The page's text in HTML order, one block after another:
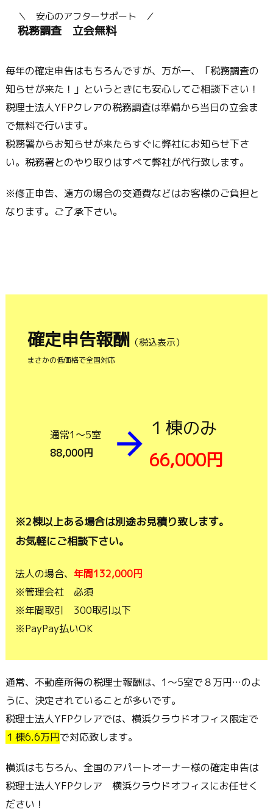
＼ 安心のアフターサポート ／
税務調査 立会無料
毎年の確定申告はもちろんですが、万が一、「税務調査の
知らせが来た！」というときにも安心してご相談下さい！
税理士法人YFPクレアの税務調査は準備から当日の立会ま
で無料で行います。
税務署からお知らせが来たらすぐに弊社にお知らせ下さ
い。税務署とのやり取りはすべて弊社が代行致します。
※修正申告、遠方の場合の交通費などはお客様のご負担と
なります。ご了承下さい。
確定申告報酬 （税込表示）
まさかの低価格で全国対応
通常1～5室
88,000円
１棟のみ
66,000円
※2棟以上ある場合は別途お見積り致します。
お気軽にご相談下さい。
法人の場合、 年間132,000円
※管理会社 必須
※年間取引 300取引以下
※PayPay払いOK
通常、不動産所得の税理士報酬は、1～5室で８万円…のよ
うに、決定されていることが多いです。
税理士法人YFPクレアでは、横浜クラウドオフィス限定で
１棟6.6万円で対応致します。
横浜はもちろん、全国のアパートオーナー様の確定申告は
税理士法人YFPクレア 横浜クラウドオフィスにお任せく
ださい！